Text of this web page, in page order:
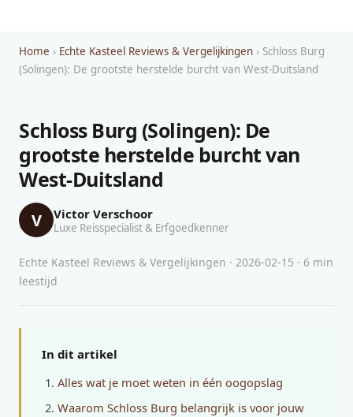
Home › Echte Kasteel Reviews & Vergelijkingen › Schloss Burg
(Solingen): De grootste herstelde burcht van West-Duitsland
Schloss Burg (Solingen): De
grootste herstelde burcht van
West-Duitsland
V Victor Verschoor
Luxe Reisspecialist & Erfgoedkenner
Echte Kasteel Reviews & Vergelijkingen · 2026-02-15 · 6 min
leestijd
In dit artikel
Alles wat je moet weten in één oogopslag
Waarom Schloss Burg belangrijk is voor jouw